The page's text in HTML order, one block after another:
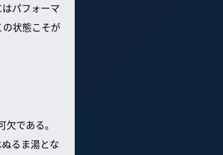
パフォーマ
状態こそが
である。
るま湯とな